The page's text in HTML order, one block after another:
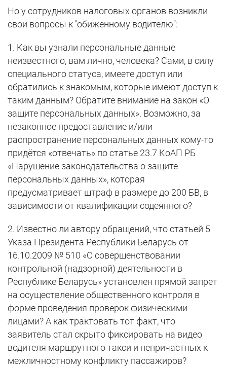
Но у сотрудников налоговых органов возникли
свои вопросы к "обиженному водителю":
1. Как вы узнали персональные данные
неизвестного, вам лично, человека? Сами, в силу
специального статуса, имеете доступ или
обратились к знакомым, которые имеют доступ к
таким данным? Обратите внимание на закон «О
защите персональных данных». Возможно, за
незаконное предоставление и/или
распространение персональных данных кому-то
придётся «отвечать» по статье 23.7 КоАП РБ
«Нарушение законодательства о защите
персональных данных», которая
предусматривает штраф в размере до 200 БВ, в
зависимости от квалификации содеянного?
2. Известно ли автору обращений, что статьей 5
Указа Президента Республики Беларусь от
16.10.2009 № 510 «О совершенствовании
контрольной (надзорной) деятельности в
Республике Беларусь» установлен прямой запрет
на осуществление общественного контроля в
форме проведения проверок физическими
лицами? А как трактовать тот факт, что
заявитель стал скрыто фиксировать на видео
водителя маршрутного такси и непричастных к
межличностному конфликту пассажиров?